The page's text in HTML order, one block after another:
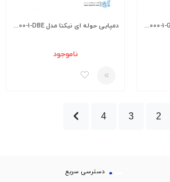
دمپایی حوله ای نیکتا مدل K1-10000-1-GY دمپایی حوله ای نیکتا مدل K1-10000-1-DBE
ناموجود
2
3
4
دسترسی سریع